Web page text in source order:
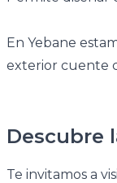
En Yebane
exterior cuente
Descubre
Te invitamos a